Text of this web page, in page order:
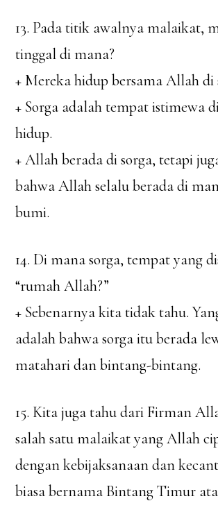
13. Pada titik awalnya malaikat,
tinggal di mana?
+ Mereka hidup bersama Allah di
+ Sorga adalah tempat istimewa
hidup.
+ Allah berada di sorga, tetapi
bahwa Allah selalu berada di
bumi.
14. Di mana sorga, tempat yang
“rumah Allah?”
+ Sebenarnya kita tidak tahu.
adalah bahwa sorga itu berada
matahari dan bintang-bintang.
15. Kita juga tahu dari Firman
salah satu malaikat yang Allah
dengan kebijaksanaan dan
biasa bernama Bintang Timur